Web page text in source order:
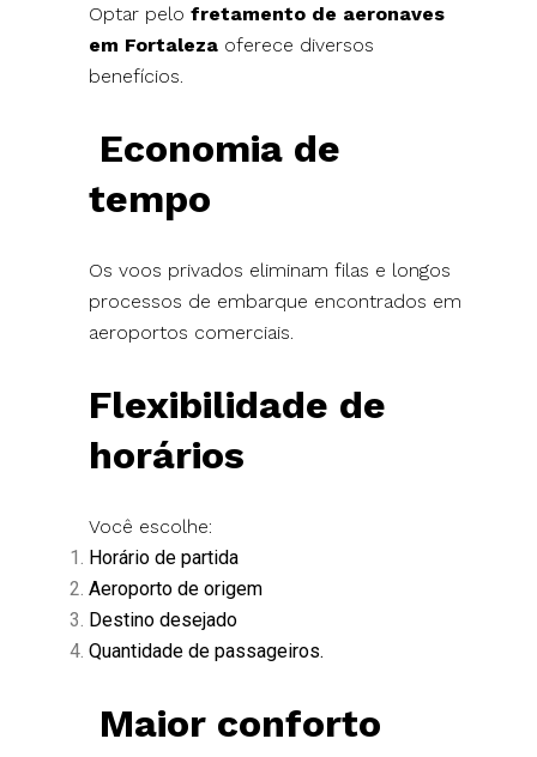
Optar pelofretamento de aeronaves
em Fortaleza oferece diversos
benefícios.
Economia de
tempo
Os voos privados eliminam filas e longos
processos de embarque encontrados em
aeroportos comerciais.
Flexibilidade de
horários
Você escolhe:
Horário de partida
Aeroporto de origem
Destino desejado
Quantidade de passageiros.
Maior conforto